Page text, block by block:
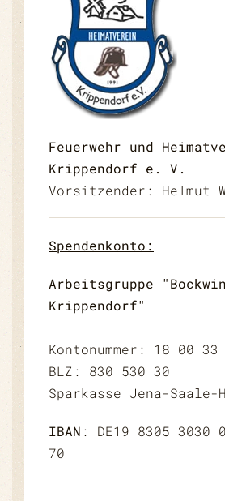
Feuerwehr und
Krippendorf e. V.
Vorsitzender: Helmut
Spendenkonto:
Arbeitsgruppe
Krippendorf"
Kontonummer: 18 00 33
BLZ: 830 530 30
Sparkasse Jena-Saale-
IBAN : DE19 8305 3030
70